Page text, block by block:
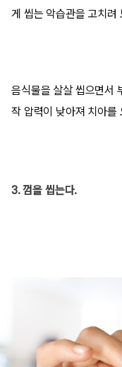
게 씹는 악습관을 고치려
음식물을 살살 씹으면서
작 압력이 낮아져 치아를
3. 껌을 씹는다.